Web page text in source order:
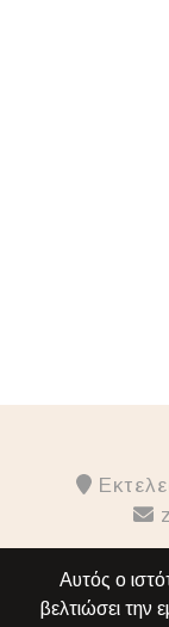
Αυτός ο
βελτιώσει την